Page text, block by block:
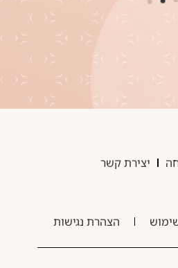
יצירת קשר
הצהרת נגישות